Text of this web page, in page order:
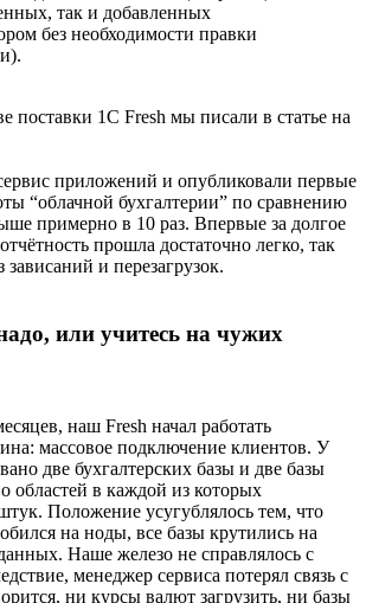
так и добавленных
без необходимости правки
поставки 1С Fresh мы писали в статье на
приложений и опубликовали первые
“облачной бухгалтерии” по сравнению
примерно в 10 раз. Впервые за долгое
прошла достаточно легко, так
зависаний и перезагрузок.
или учитесь на чужих
наш Fresh начал работать
массовое подключение клиентов. У
две бухгалтерских базы и две базы
областей в каждой из которых
Положение усугублялось тем, что
на ноды, все базы крутились на
Наше железо не справлялось с
менеджер сервиса потерял связь с
ни курсы валют загрузить, ни базы